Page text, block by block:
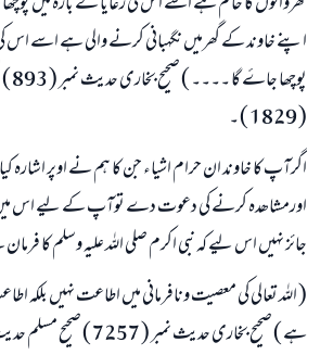
اپنے خاوند کے گھرمیں نگہبانی کرنے والی ہے اسے اس
( 1829 ) ۔
اگرآپ کا خاوند ان حرام اشیاء جن کا ہم نے اوپر اشارہ
اورمشاھدہ کرنے کی دعوت دے توآپ کے لیے اس
جائز نہیں اس لیے کہ نبی اکرم صلی اللہ علیہ وسلم کا
( اللہ تعالی کی معصیت ونافرمانی میں اطاعت نہیں بلکہ
ہے ) صحیح بخاری حديث نمبر ( 7257 ) صحیح مسلم حدیث نمبر ( 1840 ) ۔